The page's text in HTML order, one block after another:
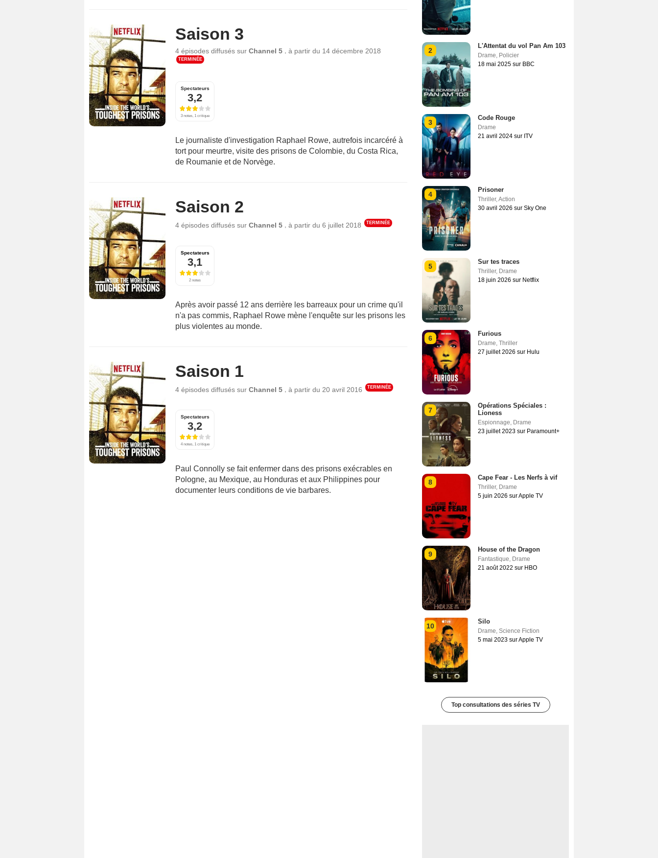
Saison 3
4 épisodes diffusés sur Channel 5 à partir du 14 décembre 2018
TERMINÉE
Spectateurs
3,2
3 notes, 1 critique
Le journaliste d'investigation Raphael Rowe, autrefois incarcéré à
tort pour meurtre, visite des prisons de Colombie, du Costa Rica,
de Roumanie et de Norvège.
Saison 2
4 épisodes diffusés sur Channel 5 , à partir du 6 juillet 2018 TERMINÉE
Spectateurs
3,1
2 notes
Après avoir passé 12 ans derrière les barreaux pour un crime qu'il
n'a pas commis, Raphael Rowe mène l'enquête sur les prisons les
plus violentes au monde.
Saison 1
4 épisodes diffusés sur Channel 5 à partir du 20 avril 2016 TERMINÉE
Spectateurs
3,2
4 notes, 1 critique
Paul Connolly se fait enfermer dans des prisons exécrables en
Pologne, au Mexique, au Honduras et aux Philippines pour
documenter leurs conditions de vie barbares.
2
L'Attentat du vol Pan Am 103
Drame, Policier
18 mai 2025 sur BBC
3
Code Rouge
Drame
21 avril 2024 sur ITV
4
Prisoner
Thriller,Action
30 avril 2026 sur Sky One
5
Sur tes traces
Thriller, Drame
18 juin 2026 sur Netflix
6
Furious
Drame, Thriller
27 juillet 2026 sur Hulu
7
Opérations Spéciales :
Lioness
Espionnage, Drame
23 juillet 2023 sur Paramount+
8
Cape Fear - Les Nerfs à vif
Thriller, Drame
5 juin 2026 sur Apple TV
9
House of the Dragon
Fantastique, Drame
21 août 2022 sur HBO
10
Silo
Drame, Science Fiction
5 mai 2023 sur Apple TV
Top consultations des séries TV